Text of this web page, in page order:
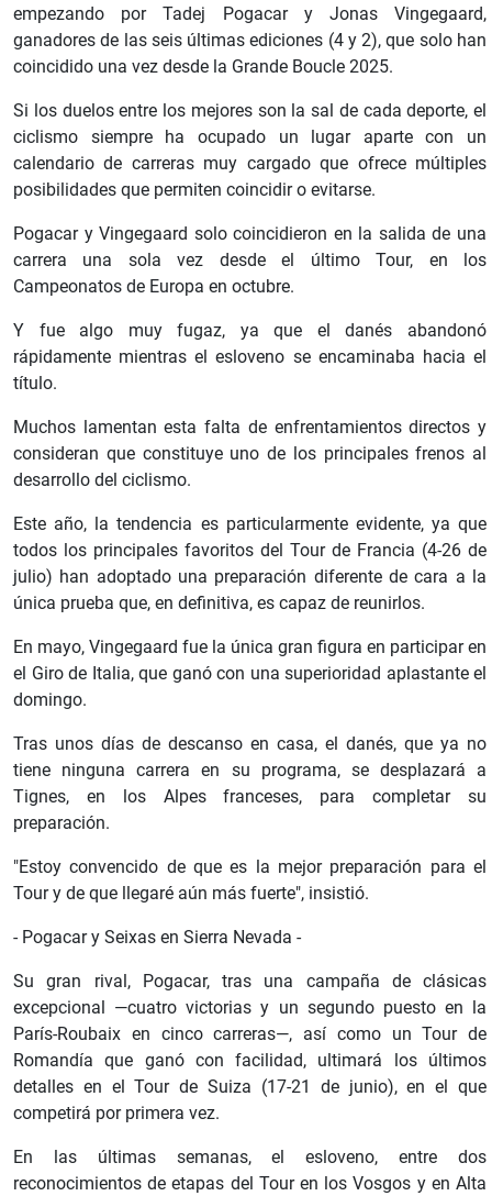
empezando por Tadej Pogacar y Jonas Vingegaard,
ganadores de las seis últimas ediciones (4 y 2), que solo han
coincidido una vez desde la Grande Boucle 2025.
Si los duelos entre los mejores son la sal de cada deporte, el
ciclismo siempre ha ocupado un lugar aparte con un
calendario de carreras muy cargado que ofrece múltiples
posibilidades que permiten coincidir o evitarse.
Pogacar y Vingegaard solo coincidieron en la salida de una
carrera una sola vez desde el último Tour, en los
Campeonatos de Europa en octubre.
Y fue algo muy fugaz, ya que el danés abandonó
rápidamente mientras el esloveno se encaminaba hacia el
título.
Muchos lamentan esta falta de enfrentamientos directos y
consideran que constituye uno de los principales frenos al
desarrollo del ciclismo.
Este año, la tendencia es particularmente evidente, ya que
todos los principales favoritos del Tour de Francia (4-26 de
julio) han adoptado una preparación diferente de cara a la
única prueba que, en definitiva, es capaz de reunirlos.
En mayo, Vingegaard fue la única gran figura en participar en
el Giro de Italia, que ganó con una superioridad aplastante el
domingo.
Tras unos días de descanso en casa, el danés, que ya no
tiene ninguna carrera en su programa, se desplazará a
Tignes, en los Alpes franceses, para completar su
preparación.
"Estoy convencido de que es la mejor preparación para el
Tour y de que llegaré aún más fuerte", insistió.
- Pogacar y Seixas en Sierra Nevada -
Su gran rival, Pogacar, tras una campaña de clásicas
excepcional —cuatro victorias y un segundo puesto en la
París-Roubaix en cinco carreras—, así como un Tour de
Romandía que ganó con facilidad, ultimará los últimos
detalles en el Tour de Suiza (17-21 de junio), en el que
competirá por primera vez.
En las últimas semanas, el esloveno, entre dos
reconocimientos de etapas del Tour en los Vosgos y en Alta